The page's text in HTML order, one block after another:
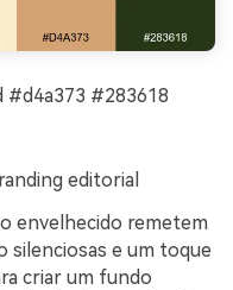
#283618
editorial
envelhecido remetem
silenciosas e um toque
criar um fundo